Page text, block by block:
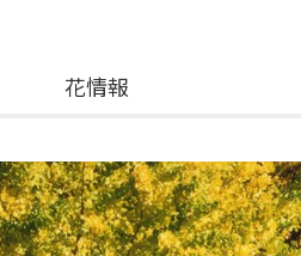
花情報